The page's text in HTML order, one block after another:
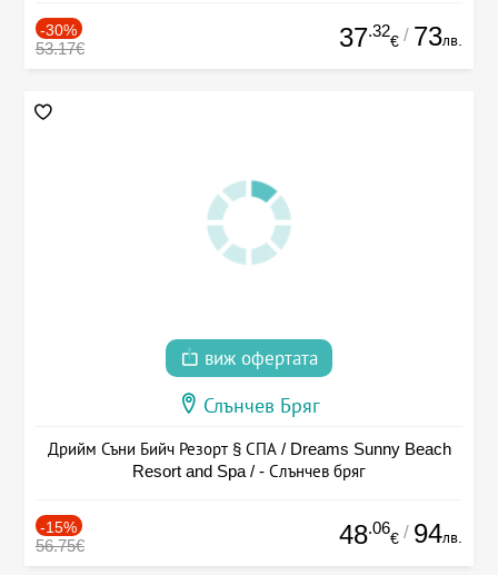
-30%
53.17€ 37.32
€ / 73лв.
виж офертата
Слънчев Бряг
Дрийм Съни Бийч Резорт § СПА / Dreams Sunny Beach
Resort and Spa / - Слънчев бряг
-15%
56.75€ 48.06
€ / 94лв.